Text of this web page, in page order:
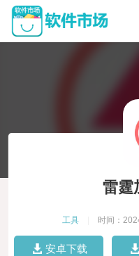
雷霆
工具 时间：
安卓下载